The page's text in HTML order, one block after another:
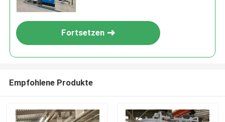
Fortsetzen
Empfohlene Produkte